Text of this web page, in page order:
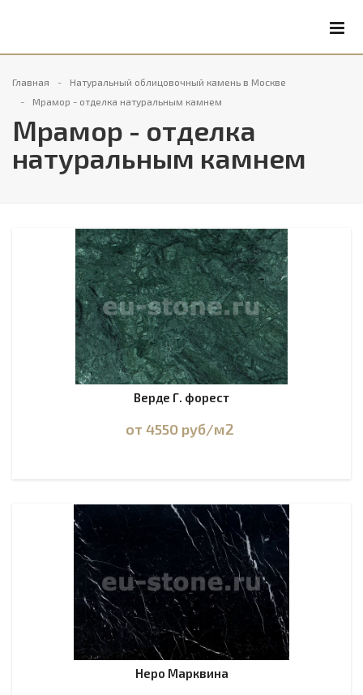
Главная
Натуральный облицовочный камень в Москве
Мрамор - отделка натуральным камнем
Мрамор - отделка
натуральным камнем
Верде Г. форест
от 4550 руб/м2
Неро Марквина